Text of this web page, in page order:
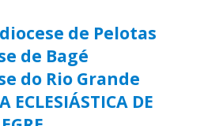
de Pelotas
de Bagé
do Rio Grande
ECLESIÁSTICA DE